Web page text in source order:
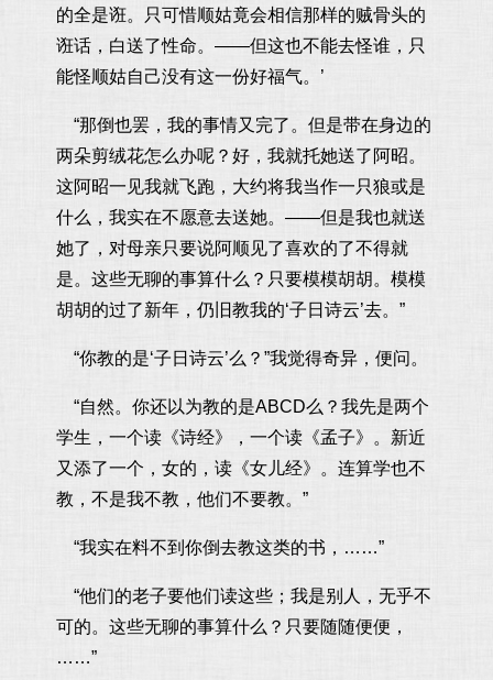
的全是诳。只可惜顺姑竟会相信那样的贼骨头的
诳话，白送了性命。——但这也不能去怪谁，只
能怪顺姑自己没有这一份好福气。’
“那倒也罢，我的事情又完了。但是带在身边的
两朵剪绒花怎么办呢？好，我就托她送了阿昭。
这阿昭一见我就飞跑，大约将我当作一只狼或是
什么，我实在不愿意去送她。——但是我也就送
她了，对母亲只要说阿顺见了喜欢的了不得就
是。这些无聊的事算什么？只要模模胡胡。模模
胡胡的过了新年，仍旧教我的‘子日诗云’去。”
“你教的是‘子日诗云’么？”我觉得奇异，便问。
“自然。你还以为教的是ABCD么？我先是两个
学生，一个读《诗经》，一个读《孟子》。新近
又添了一个，女的，读《女儿经》。连算学也不
教，不是我不教，他们不要教。”
“我实在料不到你倒去教这类的书，……”
“他们的老子要他们读这些；我是别人，无乎不
可的。这些无聊的事算什么？只要随随便便，
……”